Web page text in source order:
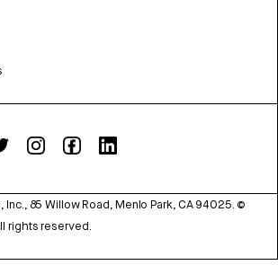
85 Willow Road, Menlo Park, CA 94025. ©
rights reserved.